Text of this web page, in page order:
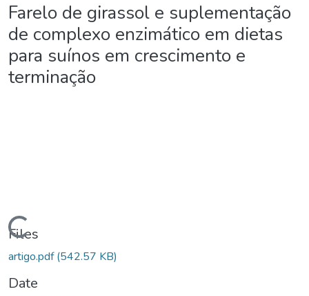
Farelo de girassol e suplementação
de complexo enzimático em dietas
para suínos em crescimento e
terminação
Loading...
Files
artigo.pdf(542.57 KB)
Date